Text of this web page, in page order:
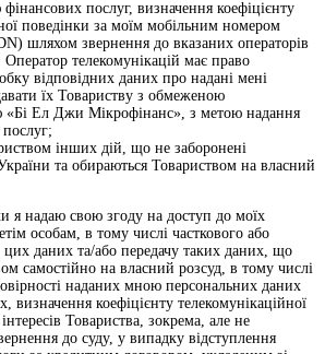
послуг, визначення коефіцієнту
поведінки за моїм мобільним номером
шляхом звернення до вказаних операторів
Оператор телекомунікацій має право
відповідних даних про надані мені
їх Товариству з обмеженою
«Бі Ел Джи Мікрофінанс», з метою надання
інших дій, що не заборонені
та обираються Товариством на власний
я надаю свою згоду на доступ до моїх
особам, в тому числі часткового або
даних та/або передачу таких даних, що
самостійно на власний розсуд, в тому числі
наданих мною персональних даних
визначення коефіцієнту телекомунікаційної
Товариства, зокрема, але не
до суду, у випадку відступлення